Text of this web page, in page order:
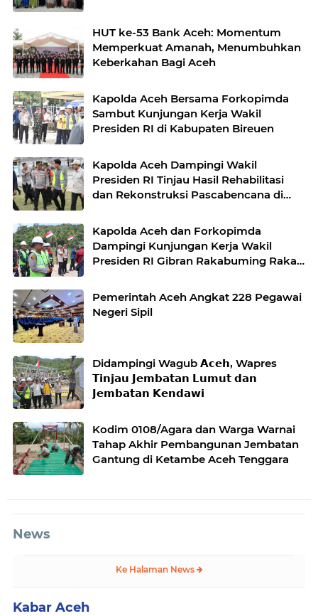
HUT ke-53 Bank Aceh: Momentum
Memperkuat Amanah, Menumbuhkan
Keberkahan Bagi Aceh
Kapolda Aceh Bersama Forkopimda
Sambut Kunjungan Kerja Wakil
Presiden RI di Kabupaten Bireuen
Kapolda Aceh Dampingi Wakil
Presiden RI Tinjau Hasil Rehabilitasi
dan Rekonstruksi Pascabencana di
Kapolda Aceh dan Forkopimda
Dampingi Kunjungan Kerja Wakil
Presiden RI Gibran Rakabuming Raka
Pemerintah Aceh Angkat 228 Pegawai
Negeri Sipil
Didampingi Wagub 𝗔𝗰𝗲𝗵, Wapres
𝗧𝗶𝗻𝗷𝗮𝘂 𝗝𝗲𝗺𝗯𝗮𝘁𝗮𝗻 𝗟𝘂𝗺𝘂𝘁 𝗱𝗮𝗻
𝗝𝗲𝗺𝗯𝗮𝘁𝗮𝗻 𝗞𝗲𝗻𝗱𝗮𝘄𝗶
Kodim 0108/Agara dan Warga Warnai
Tahap Akhir Pembangunan Jembatan
Gantung di Ketambe Aceh Tenggara
News
Ke Halaman News
Kabar Aceh